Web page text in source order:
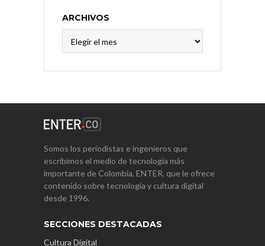
ARCHIVOS
Somos los periodistas e ingenieros que
escribimos el medio de tecnología más
importante de Colombia, ENTER, que le ofrece
contenido sobre tecnología y cultura digital
desde 1996.
SECCIONES DESTACADAS
Cultura Digital